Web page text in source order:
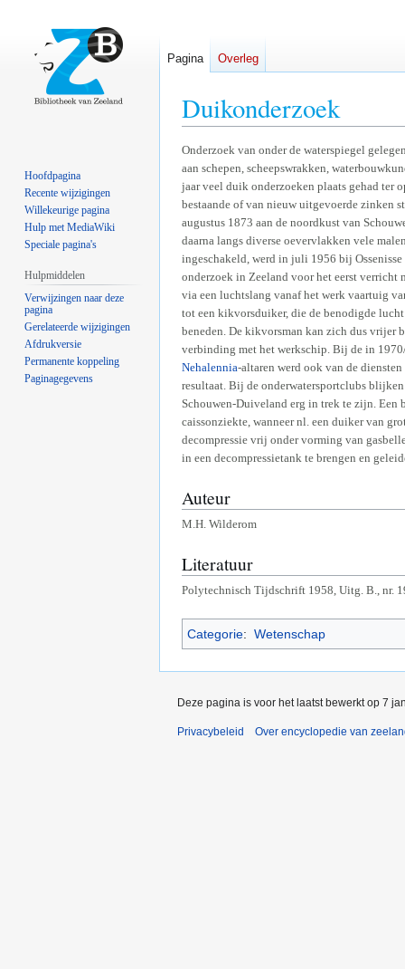
Duikonderzoek
Naar
navigatie
springen
Naar
zoeken
springen
Onderzoek van onder de waterspiegel
aan schepen, scheepswrakken,
jaar veel duik onderzoeken plaats gehad ter
bestaande of van nieuw uitgevoerde zinken
augustus 1873 aan de noordkust van
daarna langs diverse oevervlakken vele
ingeschakeld, werd in juli 1956 bij
onderzoek in Zeeland voor het eerst verricht
via een luchtslang vanaf het werk vaartuig
tot een kikvorsduiker, die de benodigde
beneden. De kikvorsman kan zich dus vrijer
verbinding met het werkschip. Bij de in
Nehalennia-altaren werd ook van de
resultaat. Bij de onderwatersportclubs
Schouwen-Duiveland erg in trek te zijn. Een
caissonziekte, wanneer nl. een duiker van
decompressie vrij onder vorming van
in een decompressietank te brengen en
Auteur
M.H. Wilderom
Literatuur
Polytechnisch Tijdschrift 1958, Uitg. B., nr.
Categorie: Wetenschap
Pagina Overleg
Hoofdpagina
Recente wijzigingen
Willekeurige pagina
Hulp met MediaWiki
Speciale pagina's
Hulpmiddelen
Verwijzingen naar deze
pagina
Gerelateerde wijzigingen
Afdrukversie
Permanente koppeling
Paginagegevens
Deze pagina is voor het laatst bewerkt op 7
Privacybeleid Over encyclopedie van